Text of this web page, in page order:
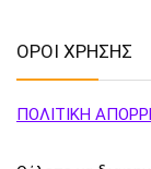
ΟΡΟΙ ΧΡΗΣΗΣ
ΠΟΛΙΤΙΚΗ